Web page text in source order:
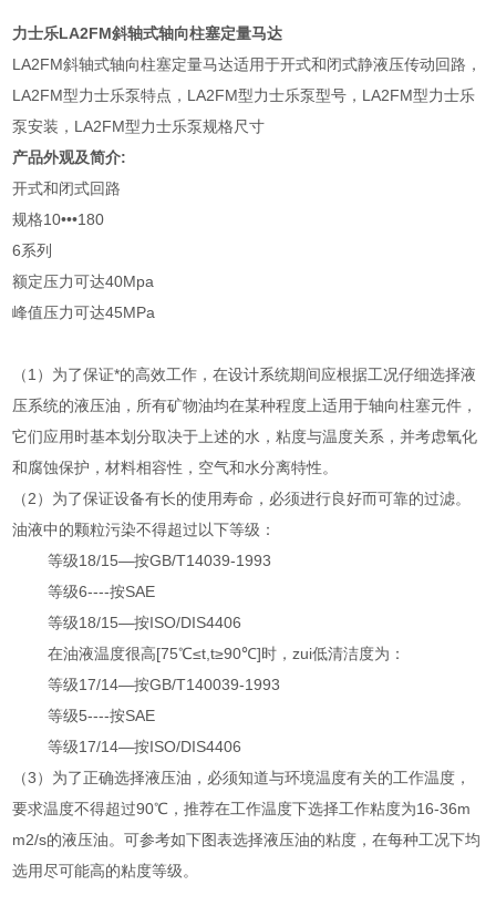
力士乐LA2FM斜轴式轴向柱塞定量马达
LA2FM斜轴式轴向柱塞定量马达适用于开式和闭式静液压传动回路，
LA2FM型力士乐泵特点，LA2FM型力士乐泵型号，LA2FM型力士乐
泵安装，LA2FM型力士乐泵规格尺寸
产品外观及简介:
开式和闭式回路
规格10•••180
6系列
额定压力可达40Mpa
峰值压力可达45MPa
（1）为了保证*的高效工作，在设计系统期间应根据工况仔细选择液
压系统的液压油，所有矿物油均在某种程度上适用于轴向柱塞元件，
它们应用时基本划分取决于上述的水，粘度与温度关系，并考虑氧化
和腐蚀保护，材料相容性，空气和水分离特性。
（2）为了保证设备有长的使用寿命，必须进行良好而可靠的过滤。
油液中的颗粒污染不得超过以下等级：
等级18/15—按GB/T14039-1993
等级6----按SAE
等级18/15—按ISO/DIS4406
在油液温度很高[75℃≤t,t≥90℃]时，zui低清洁度为：
等级17/14—按GB/T140039-1993
等级5----按SAE
等级17/14—按ISO/DIS4406
（3）为了正确选择液压油，必须知道与环境温度有关的工作温度，
要求温度不得超过90℃，推荐在工作温度下选择工作粘度为16-36m
m2/s的液压油。可参考如下图表选择液压油的粘度，在每种工况下均
选用尽可能高的粘度等级。